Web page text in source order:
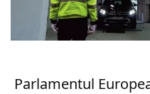
Parlamentul